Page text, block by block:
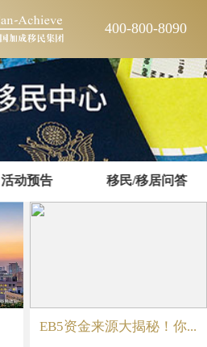
400-800-8090
活动预告 移民/移居问答
EB5资金来源大揭秘！你...